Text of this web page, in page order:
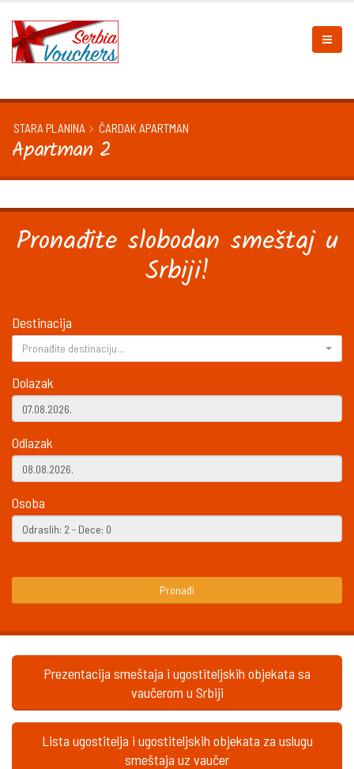
STARA PLANINA ČARDAK APARTMAN
Apartman 2
Pronađite slobodan smeštaj u
Srbiji!
Destinacija
Pronađite destinaciju...
Dolazak
Odlazak
Osoba
Pronađi
Prezentacija smeštaja i ugostiteljskih objekata sa
vaučerom u Srbiji
Lista ugostitelja i ugostiteljskih objekata za uslugu
smeštaja uz vaučer